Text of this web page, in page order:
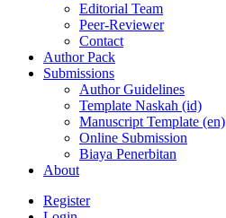
Editorial Team
Peer-Reviewer
Contact
Author Pack
Submissions
Author Guidelines
Template Naskah (id)
Manuscript Template (en)
Online Submission
Biaya Penerbitan
About
Register